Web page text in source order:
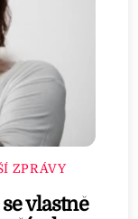
ZPRÁVY
vlastně